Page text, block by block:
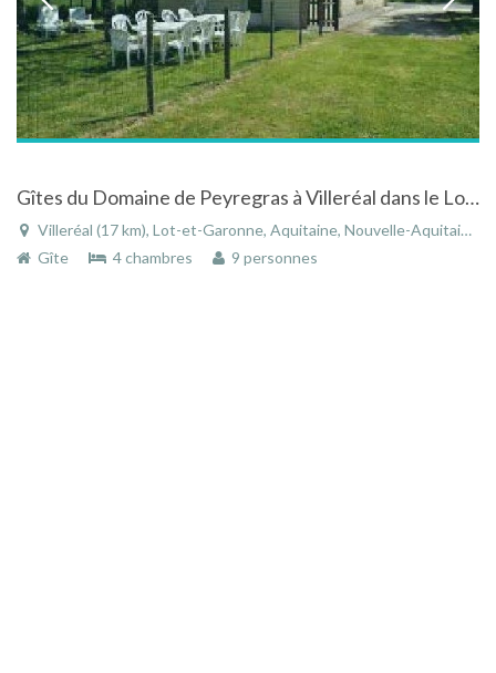
Gîtes du Domaine de Peyregras à Villeréal dans le Lot et Garonne
Villeréal (17 km), Lot-et-Garonne, Aquitaine, Nouvelle-Aquitaine, France
Gîte
4 chambres 9 personnes